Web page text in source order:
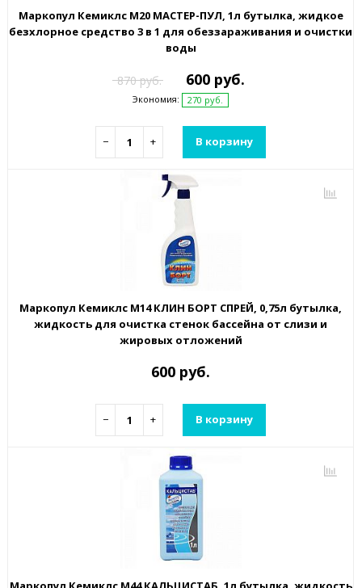
Маркопул Кемиклс М20 МАСТЕР-ПУЛ, 1л бутылка, жидкое
безхлорное средство 3 в 1 для обеззараживания и очистки
воды
870 руб. 600 руб.
Экономия: 270 руб.
− + В корзину
Маркопул Кемиклс М14 КЛИН БОРТ СПРЕЙ, 0,75л бутылка,
жидкость для очистка стенок бассейна от слизи и
жировых отложений
600 руб.
− + В корзину